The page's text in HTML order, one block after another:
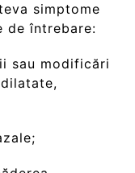
simptome
de întrebare:
sau modificări